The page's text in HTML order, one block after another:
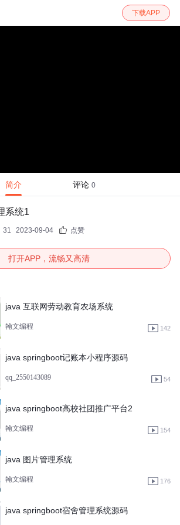
下载APP
简介 评论 0
系统1
31 2023-09-04 点赞
打开APP，流畅又高清
java 互联网劳动教育农场系统
翰文编程 142
java springboot记账本小程序源码
qq_2550143089 54
java springboot高校社团推广平台2
翰文编程 154
java 图片管理系统
翰文编程 176
java springboot宿舍管理系统源码